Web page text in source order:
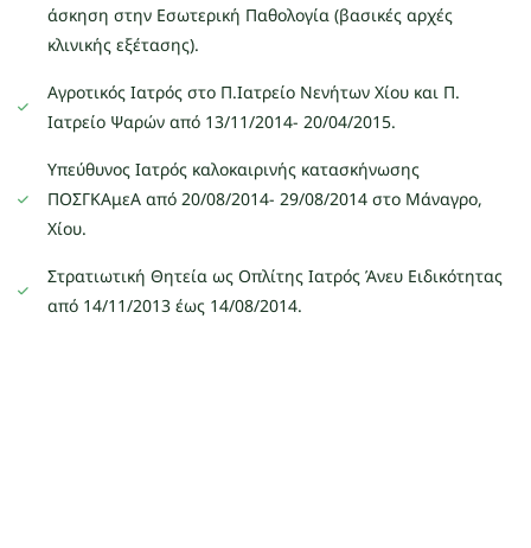
άσκηση στην Εσωτερική Παθολογία (βασικές αρχές
κλινικής εξέτασης).
Αγροτικός Ιατρός στο Π.Ιατρείο Νενήτων Χίου και Π.
Ιατρείο Ψαρών από 13/11/2014- 20/04/2015.
Υπεύθυνος Ιατρός καλοκαιρινής κατασκήνωσης
ΠΟΣΓΚΑμεΑ από 20/08/2014- 29/08/2014 στο Μάναγρο,
Χίου.
Στρατιωτική Θητεία ως Οπλίτης Ιατρός Άνευ Ειδικότητας
από 14/11/2013 έως 14/08/2014.